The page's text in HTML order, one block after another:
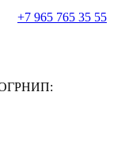
+7 965 765 35 55
ОГРНИП: